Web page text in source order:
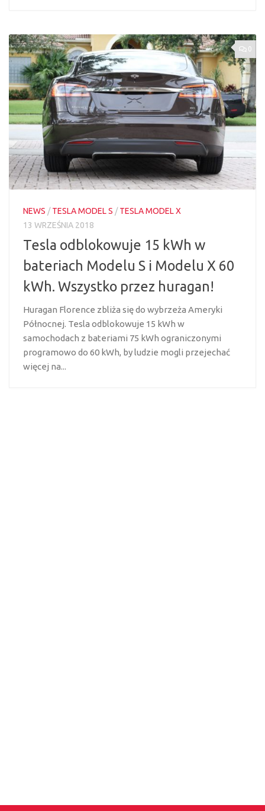
0
NEWS /TESLA MODEL S /TESLA MODEL X
13 WRZEŚNIA 2018
Tesla odblokowuje 15 kWh w
bateriach Modelu S i Modelu X 60
kWh. Wszystko przez huragan!
Huragan Florence zbliża się do wybrzeża Ameryki
Północnej. Tesla odblokowuje 15 kWh w
samochodach z bateriami 75 kWh ograniczonymi
programowo do 60 kWh, by ludzie mogli przejechać
więcej na...